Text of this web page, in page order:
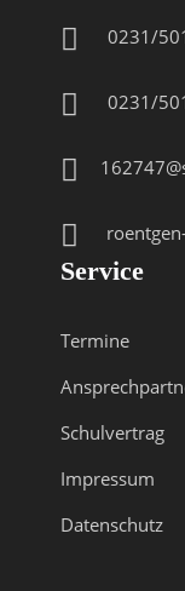
0231/
0231/
Service
Termine
Schulvertrag
Impressum
Datenschutz